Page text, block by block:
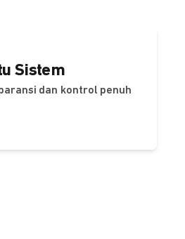
Sistem
dan kontrol penuh